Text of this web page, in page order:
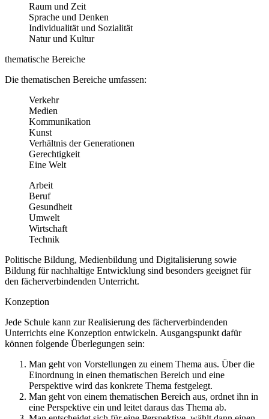
Raum und Zeit
Sprache und Denken
Individualität und Sozialität
Natur und Kultur
thematische Bereiche
Die thematischen Bereiche umfassen:
Verkehr
Medien
Kommunikation
Kunst
Verhältnis der Generationen
Gerechtigkeit
Eine Welt
Arbeit
Beruf
Gesundheit
Umwelt
Wirtschaft
Technik
Politische Bildung, Medienbildung und Digitalisierung sowie
Bildung für nachhaltige Entwicklung sind besonders geeignet für
den fächerverbindenden Unterricht.
Konzeption
Jede Schule kann zur Realisierung des fächerverbindenden
Unterrichts eine Konzeption entwickeln. Ausgangspunkt dafür
können folgende Überlegungen sein:
Man geht von Vorstellungen zu einem Thema aus. Über die
Einordnung in einen thematischen Bereich und eine
Perspektive wird das konkrete Thema festgelegt.
Man geht von einem thematischen Bereich aus, ordnet ihn in
eine Perspektive ein und leitet daraus das Thema ab.